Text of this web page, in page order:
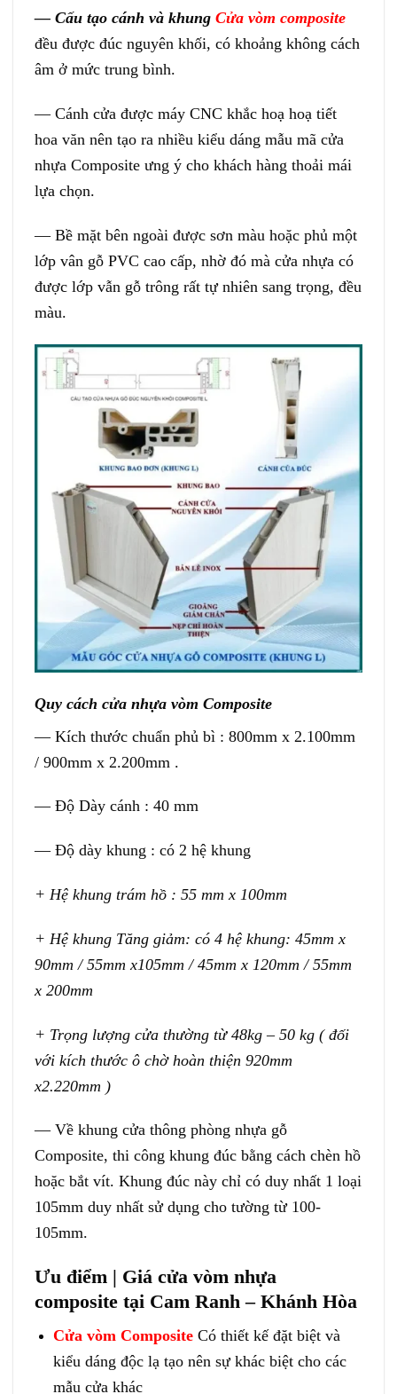
— Cấu tạo cánh và khung Cửa vòm composite
đều được đúc nguyên khối, có khoảng không cách
âm ở mức trung bình.
— Cánh cửa được máy CNC khắc hoạ hoạ tiết
hoa văn nên tạo ra nhiều kiểu dáng mẫu mã cửa
nhựa Composite ưng ý cho khách hàng thoải mái
lựa chọn.
— Bề mặt bên ngoài được sơn màu hoặc phủ một
lớp vân gỗ PVC cao cấp, nhờ đó mà cửa nhựa có
được lớp vẫn gỗ trông rất tự nhiên sang trọng, đều
màu.
Quy cách cửa nhựa vòm Composite
— Kích thước chuẩn phủ bì : 800mm x 2.100mm
/ 900mm x 2.200mm .
— Độ Dày cánh : 40 mm
— Độ dày khung : có 2 hệ khung
+ Hệ khung trám hồ : 55 mm x 100mm
+ Hệ khung Tăng giảm: có 4 hệ khung: 45mm x
90mm / 55mm x105mm / 45mm x 120mm / 55mm
x 200mm
+ Trọng lượng cửa thường từ 48kg – 50 kg ( đối
với kích thước ô chờ hoàn thiện 920mm
x2.220mm )
— Về khung cửa thông phòng nhựa gỗ
Composite, thi công khung đúc bằng cách chèn hồ
hoặc bắt vít. Khung đúc này chỉ có duy nhất 1 loại
105mm duy nhất sử dụng cho tường từ 100-
105mm.
Ưu điểm | Giá cửa vòm nhựa
composite tại Cam Ranh – Khánh Hòa
Cửa vòm CompositeCó thiết kế đặt biệt và
kiểu dáng độc lạ tạo nên sự khác biệt cho các
mẫu cửa khác